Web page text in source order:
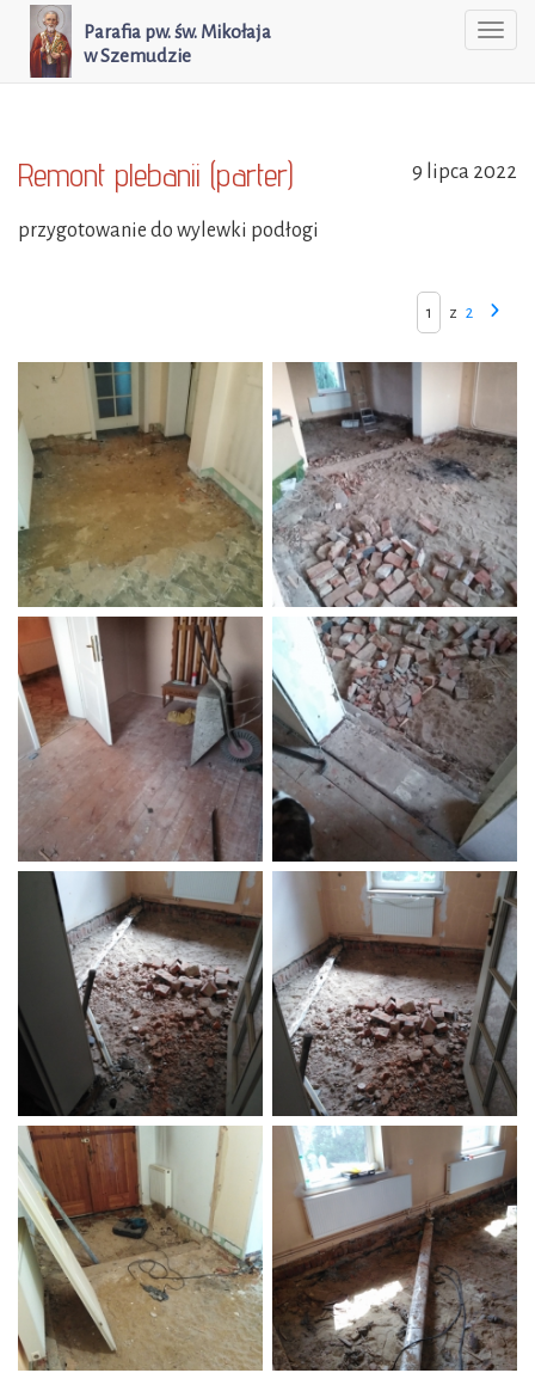
Parafia pw. św. Mikołaja
w Szemudzie
9 lipca 2022
Remont plebanii (parter)
przygotowanie do wylewki podłogi
z 2